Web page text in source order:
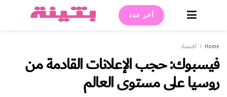
أخر عدد
Home اقتصاد
فيسبوك: حجب الإعلانات القادمة من
روسيا على مستوى العالم